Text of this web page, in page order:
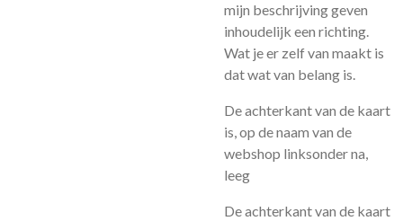
mijn beschrijving geven
inhoudelijk een richting.
Wat je er zelf van maakt is
dat wat van belang is.
De achterkant van de kaart
is, op de naam van de
webshop linksonder na,
leeg
De achterkant van de kaart